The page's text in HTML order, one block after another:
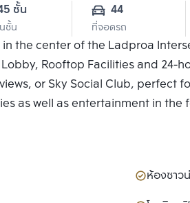
ชั้น
ชั้น
44
ที่จอดรถ
in the center of the Ladproa
Rooftop Facilities and 24-
or Sky Social Club, perfect
as well as entertainment in
ห้องซาว